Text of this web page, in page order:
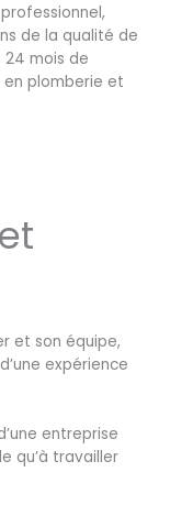
de la qualité de
mois de
plomberie et
et son équipe,
expérience
entreprise
qu’à travailler